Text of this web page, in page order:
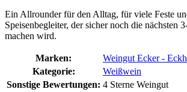
Ein Allrounder für den Alltag, für viele Feste
Speisenbegleiter, der sicher noch die nächsten
machen wird.
Marken:
Weingut Ecker -
Kategorie:
Weißwein
Sonstige Bewertungen: 4 Sterne Weingut